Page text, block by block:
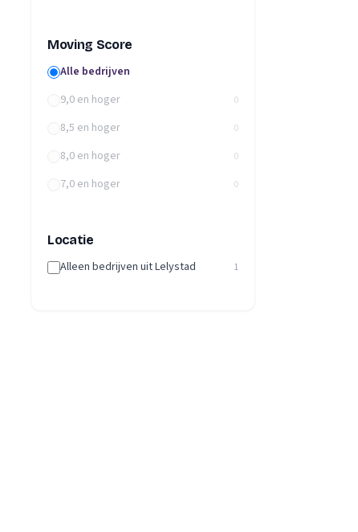
Moving Score
Alle bedrijven
9,0 en hoger
0
8,5 en hoger 0
8,0 en hoger 0
7,0 en hoger 0
Locatie
Alleen bedrijven uit Lelystad 1